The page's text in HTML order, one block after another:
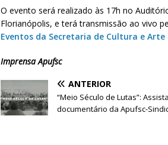
O evento será realizado às 17h no
Florianópolis, e terá transmissão ao vivo
Eventos da Secretaria de Cultura e Arte
Imprensa Apufsc
ANTERIOR
“Meio Século de Lutas”:
documentário da Apufsc-